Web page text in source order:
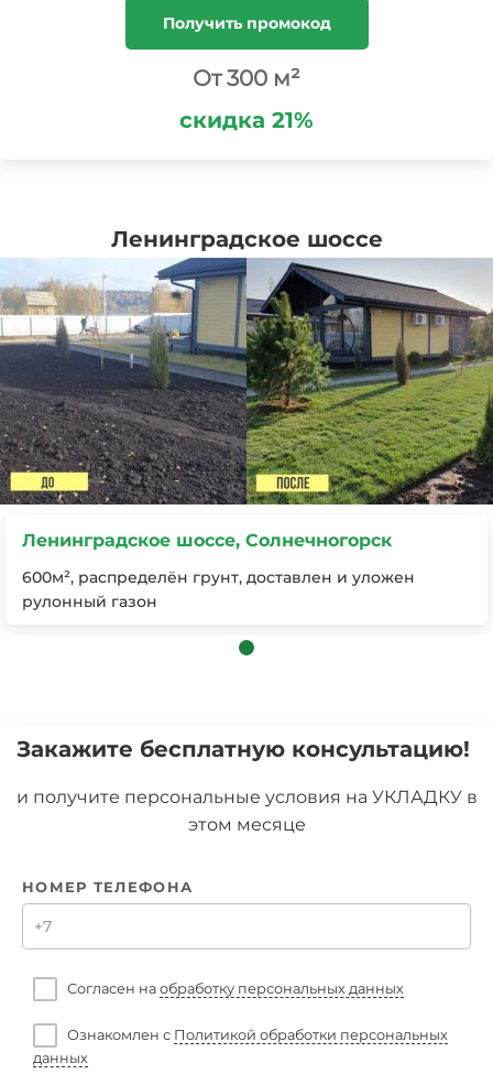
Получить промокод
От 300 м²
скидка 21%
Ленинградское шоссе
Ленинградское шоссе, Солнечногорск
600м², распределён грунт, доставлен и уложен
рулонный газон
Закажите бесплатную консультацию!
и получите персональные условия на УКЛАДКУ в
этом месяце
НОМЕР ТЕЛЕФОНА
Согласен на обработку персональных данных
Ознакомлен с Политикой обработки персональных
данных